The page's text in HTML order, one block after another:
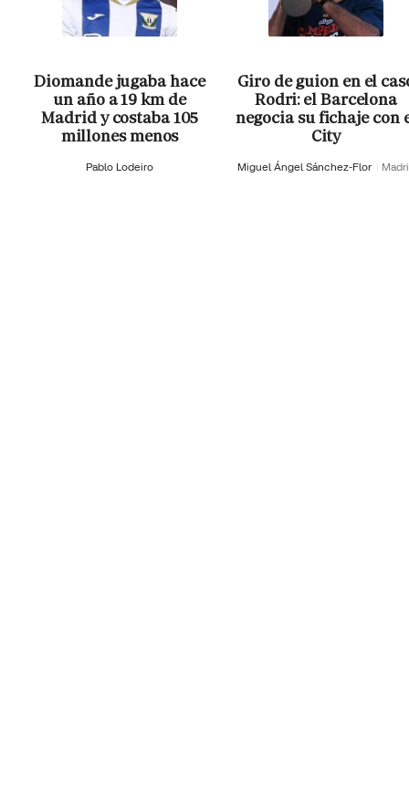
Diomande jugaba hace
un año a 19 km de
Madrid y costaba 105
millones menos
Pablo Lodeiro
Giro de guion en el
Rodri: el Barcelona
negocia su fichaje con
City
Miguel Ángel Sánchez-Flor